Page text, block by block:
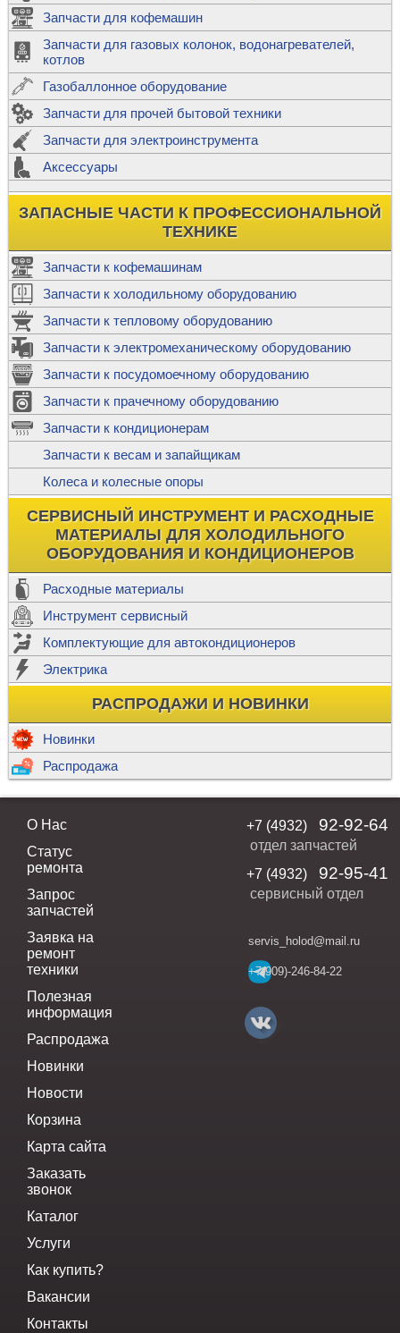
Запчасти для кофемашин
Запчасти для газовых колонок, водонагревателей,
котлов
Газобаллонное оборудование
Запчасти для прочей бытовой техники
Запчасти для электроинструмента
Аксессуары
ЗАПАСНЫЕ ЧАСТИ К ПРОФЕССИОНАЛЬНОЙ
ТЕХНИКЕ
Запчасти к кофемашинам
Запчасти к холодильному оборудованию
Запчасти к тепловому оборудованию
Запчасти к электромеханическому оборудованию
Запчасти к посудомоечному оборудованию
Запчасти к прачечному оборудованию
Запчасти к кондиционерам
Запчасти к весам и запайщикам
Колеса и колесные опоры
СЕРВИСНЫЙ ИНСТРУМЕНТ И РАСХОДНЫЕ
МАТЕРИАЛЫ ДЛЯ ХОЛОДИЛЬНОГО
ОБОРУДОВАНИЯ И КОНДИЦИОНЕРОВ
Расходные материалы
Инструмент сервисный
Комплектующие для автокондиционеров
Электрика
РАСПРОДАЖИ И НОВИНКИ
Новинки
Распродажа
О Нас
Статус
ремонта
Запрос
запчастей
Заявка на
ремонт
техники
Полезная
информация
Распродажа
Новинки
Новости
Корзина
Карта сайта
Заказать
звонок
Каталог
Услуги
Как купить?
Вакансии
Контакты
+7 (4932) 92-92-64
отдел запчастей
+7 (4932)
92-95-41
сервисный отдел
servis_holod@mail.ru
+7(909)-246-84-22